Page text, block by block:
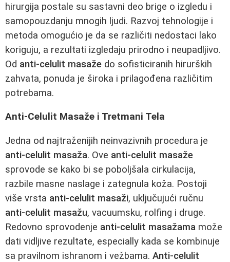
hirurgija postale su sastavni deo brige o izgledu i
samopouzdanju mnogih ljudi. Razvoj tehnologije i
metoda omogućio je da se različiti nedostaci lako
koriguju, a rezultati izgledaju prirodno i neupadljivo.
Od anti-celulit masaže do sofisticiranih hirurških
zahvata, ponuda je široka i prilagođena različitim
potrebama.
Anti-Celulit Masaže i Tretmani Tela
Jedna od najtraženijih neinvazivnih procedura je
anti-celulit masaža. Ove anti-celulit masaže
sprovode se kako bi se poboljšala cirkulacija,
razbile masne naslage i zategnula koža. Postoji
više vrsta anti-celulit masaži, uključujući ručnu
anti-celulit masažu, vacuumsku, rolfing i druge.
Redovno sprovodenje anti-celulit masažama može
dati vidljive rezultate, especially kada se kombinuje
sa pravilnom ishranom i vežbama. Anti-celulit